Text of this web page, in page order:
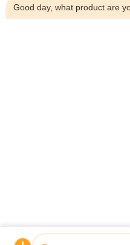
© 2026 Shenzhen Atnj
Good day, what product are